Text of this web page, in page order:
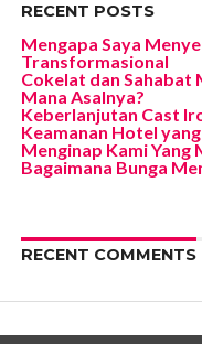
RECENT POSTS
Mengapa Saya
Transformasional
Cokelat dan Sahabat
Mana Asalnya?
Keberlanjutan Cast
Keamanan Hotel
Menginap Kami Yang
Bagaimana Bunga
RECENT COMMENTS